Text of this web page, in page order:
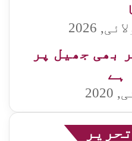
بھی جھیل پر
ہے